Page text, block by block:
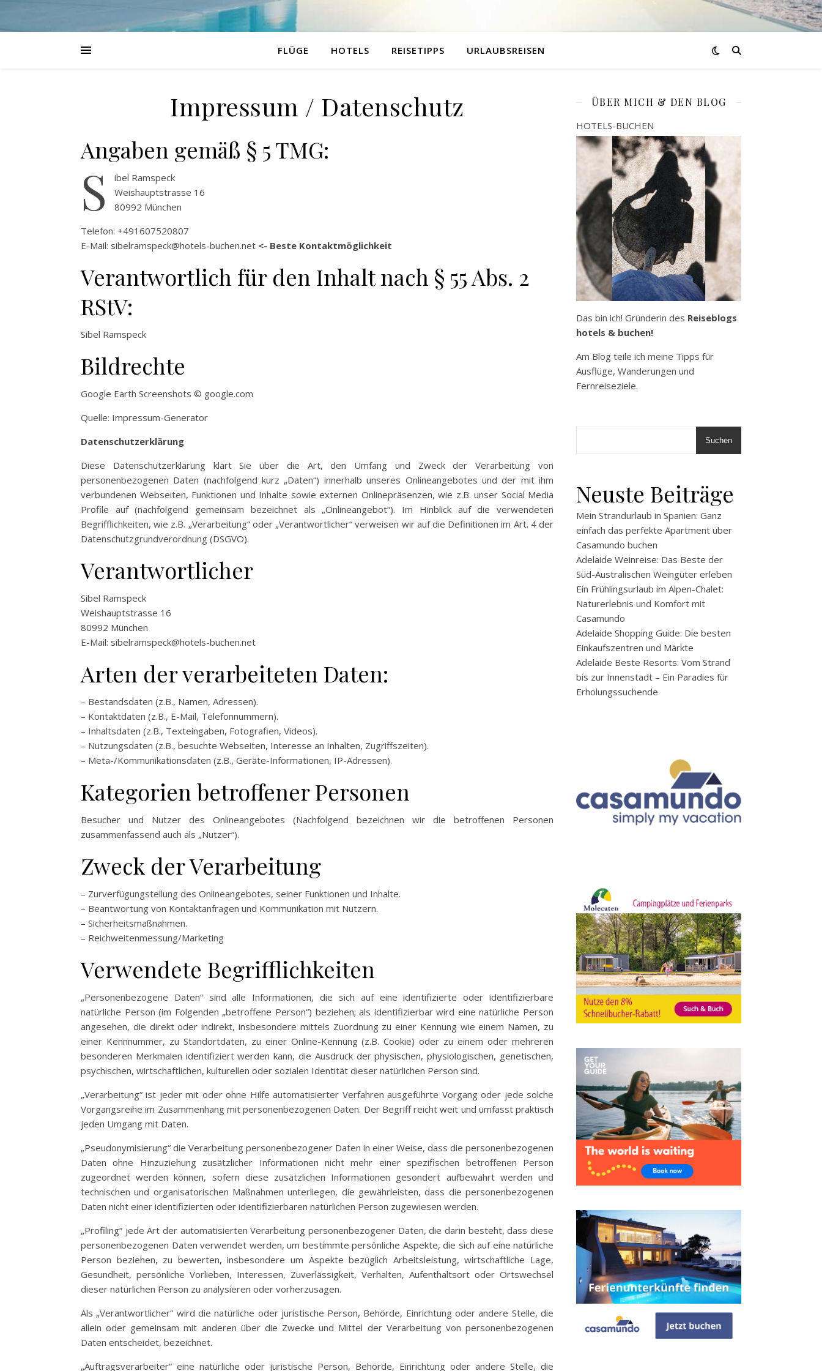
FLÜGE HOTELS REISETIPPS URLAUBSREISEN
Impressum / Datenschutz
Angaben gemäß § 5 TMG:
S
ibel Ramspeck
Weishauptstrasse 16
80992 München
Telefon: +491607520807
E-Mail: sibelramspeck@hotels-buchen.net <- Beste Kontaktmöglichkeit
Verantwortlich für den Inhalt nach § 55 Abs. 2
RStV:
Sibel Ramspeck
Bildrechte
Google Earth Screenshots © google.com
Quelle: Impressum-Generator
Datenschutzerklärung
Diese Datenschutzerklärung klärt Sie über die Art, den Umfang und Zweck der Verarbeitung von
personenbezogenen Daten (nachfolgend kurz „Daten“) innerhalb unseres Onlineangebotes und der mit ihm
verbundenen Webseiten, Funktionen und Inhalte sowie externen Onlinepräsenzen, wie z.B. unser Social Media
Profile auf (nachfolgend gemeinsam bezeichnet als „Onlineangebot“). Im Hinblick auf die verwendeten
Begrifflichkeiten, wie z.B. „Verarbeitung“ oder „Verantwortlicher“ verweisen wir auf die Definitionen im Art. 4 der
Datenschutzgrundverordnung (DSGVO).
Verantwortlicher
Sibel Ramspeck
Weishauptstrasse 16
80992 München
E-Mail: sibelramspeck@hotels-buchen.net
Arten der verarbeiteten Daten:
– Bestandsdaten (z.B., Namen, Adressen).
– Kontaktdaten (z.B., E-Mail, Telefonnummern).
– Inhaltsdaten (z.B., Texteingaben, Fotografien, Videos).
– Nutzungsdaten (z.B., besuchte Webseiten, Interesse an Inhalten, Zugriffszeiten).
– Meta-/Kommunikationsdaten (z.B., Geräte-Informationen, IP-Adressen).
Kategorien betroffener Personen
Besucher und Nutzer des Onlineangebotes (Nachfolgend bezeichnen wir die betroffenen Personen
zusammenfassend auch als „Nutzer“).
Zweck der Verarbeitung
– Zurverfügungstellung des Onlineangebotes, seiner Funktionen und Inhalte.
– Beantwortung von Kontaktanfragen und Kommunikation mit Nutzern.
– Sicherheitsmaßnahmen.
– Reichweitenmessung/Marketing
Verwendete Begrifflichkeiten
„Personenbezogene Daten“ sind alle Informationen, die sich auf eine identifizierte oder identifizierbare
natürliche Person (im Folgenden „betroffene Person“) beziehen; als identifizierbar wird eine natürliche Person
angesehen, die direkt oder indirekt, insbesondere mittels Zuordnung zu einer Kennung wie einem Namen, zu
einer Kennnummer, zu Standortdaten, zu einer Online-Kennung (z.B. Cookie) oder zu einem oder mehreren
besonderen Merkmalen identifiziert werden kann, die Ausdruck der physischen, physiologischen, genetischen,
psychischen, wirtschaftlichen, kulturellen oder sozialen Identität dieser natürlichen Person sind.
„Verarbeitung“ ist jeder mit oder ohne Hilfe automatisierter Verfahren ausgeführte Vorgang oder jede solche
Vorgangsreihe im Zusammenhang mit personenbezogenen Daten. Der Begriff reicht weit und umfasst praktisch
jeden Umgang mit Daten.
„Pseudonymisierung“ die Verarbeitung personenbezogener Daten in einer Weise, dass die personenbezogenen
Daten ohne Hinzuziehung zusätzlicher Informationen nicht mehr einer spezifischen betroffenen Person
zugeordnet werden können, sofern diese zusätzlichen Informationen gesondert aufbewahrt werden und
technischen und organisatorischen Maßnahmen unterliegen, die gewährleisten, dass die personenbezogenen
Daten nicht einer identifizierten oder identifizierbaren natürlichen Person zugewiesen werden.
„Profiling“ jede Art der automatisierten Verarbeitung personenbezogener Daten, die darin besteht, dass diese
personenbezogenen Daten verwendet werden, um bestimmte persönliche Aspekte, die sich auf eine natürliche
Person beziehen, zu bewerten, insbesondere um Aspekte bezüglich Arbeitsleistung, wirtschaftliche Lage,
Gesundheit, persönliche Vorlieben, Interessen, Zuverlässigkeit, Verhalten, Aufenthaltsort oder Ortswechsel
dieser natürlichen Person zu analysieren oder vorherzusagen.
Als „Verantwortlicher“ wird die natürliche oder juristische Person, Behörde, Einrichtung oder andere Stelle, die
allein oder gemeinsam mit anderen über die Zwecke und Mittel der Verarbeitung von personenbezogenen
Daten entscheidet, bezeichnet.
„Auftragsverarbeiter“ eine natürliche oder juristische Person, Behörde, Einrichtung oder andere Stelle, die
ÜBER MICH & DEN BLOG
HOTELS-BUCHEN
Das bin ich! Gründerin des Reiseblogs
hotels & buchen!
Am Blog teile ich meine Tipps für
Ausflüge, Wanderungen und
Fernreiseziele.
Suchen
Neuste Beiträge
Mein Strandurlaub in Spanien: Ganz
einfach das perfekte Apartment über
Casamundo buchen
Adelaide Weinreise: Das Beste der
Süd-Australischen Weingüter erleben
Ein Frühlingsurlaub im Alpen-Chalet:
Naturerlebnis und Komfort mit
Casamundo
Adelaide Shopping Guide: Die besten
Einkaufszentren und Märkte
Adelaide Beste Resorts: Vom Strand
bis zur Innenstadt – Ein Paradies für
Erholungssuchende